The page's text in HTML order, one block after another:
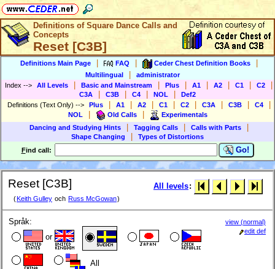
Definitions of Square Dance Calls and
Concepts
Reset [C3B]
Definitions Main Page FAQ Ceder Chest Definition Books
Multilingual
administrator
Index --> All Levels Basic and Mainstream Plus A1 A2 C1 C2
C3A C3B C4 NOL
Def2
Definitions (Text Only) --> Plus A1 A2 C1 C2 C3A C3B C4
NOL Old Calls
Experimentals
Dancing and Studying Hints
Tagging Calls Calls with Parts
Shape Changing
Types of Distortions
Find call: Go!
Reset [C3B]
( Keith Gulley och Russ McGowan)
All levels:
Språk:
or
All
view (normal)
edit def